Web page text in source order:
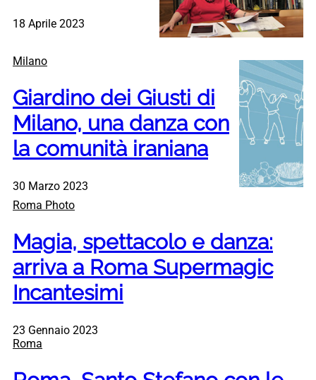
18 Aprile 2023
Milano
Giardino dei Giusti di
Milano, una danza con
la comunità iraniana
30 Marzo 2023
Roma Photo
Magia, spettacolo e danza:
arriva a Roma Supermagic
Incantesimi
23 Gennaio 2023
Roma